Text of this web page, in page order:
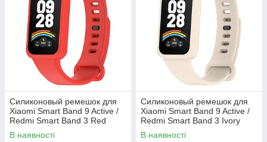
Силиконовый ремешок для
Xiaomi Smart Band 9 Active /
Redmi Smart Band 3 Red
В наявності
Силиконовый ремешок для
Xiaomi Smart Band 9 Active /
Redmi Smart Band 3 Ivory
В наявності